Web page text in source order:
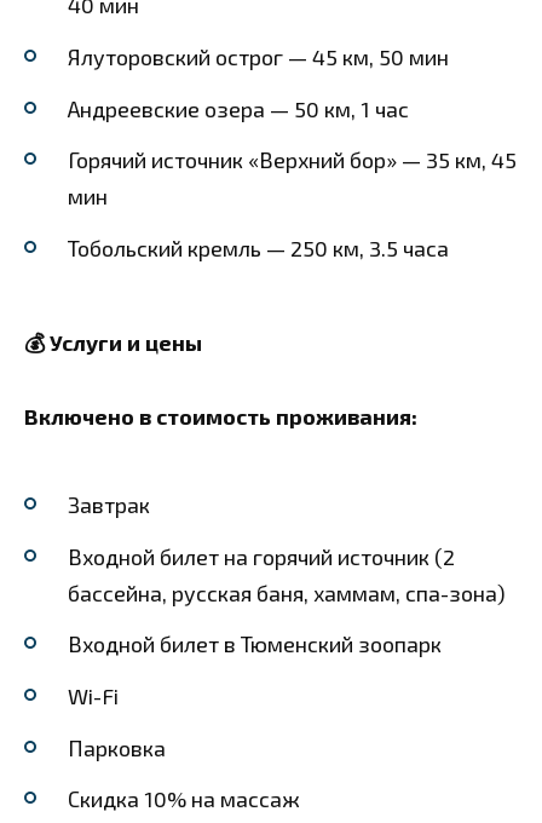
40 мин
Ялуторовский острог — 45 км, 50 мин
Андреевские озера — 50 км, 1 час
Горячий источник «Верхний бор» — 35 км, 45
мин
Тобольский кремль — 250 км, 3.5 часа
💰 Услуги и цены
Включено в стоимость проживания:
Завтрак
Входной билет на горячий источник (2
бассейна, русская баня, хаммам, спа-зона)
Входной билет в Тюменский зоопарк
Wi-Fi
Парковка
Скидка 10% на массаж